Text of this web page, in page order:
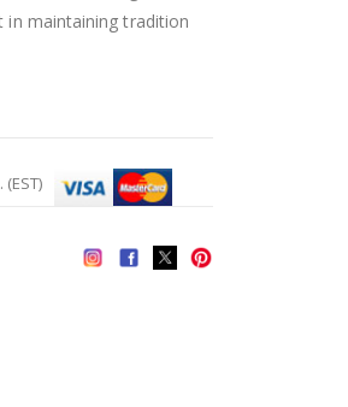
in maintaining tradition